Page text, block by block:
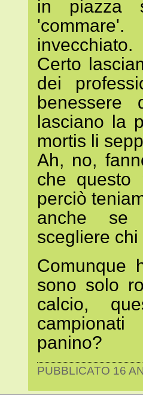
in piazza
invecchiato.
Certo
dei
benessere
lasciano la
mortis li
Ah, no,
che questo
perciò
anche se
scegliere
Comunque
sono solo
calcio,
panino?
PUBBLICATO 16